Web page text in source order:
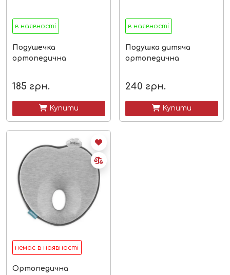
в наявності
Подушечка
ортопедична
185 грн.
 Купити
в наявності
Подушка дитяча
ортопедична
240 грн.
 Купити
немає в наявності
Ортопедична